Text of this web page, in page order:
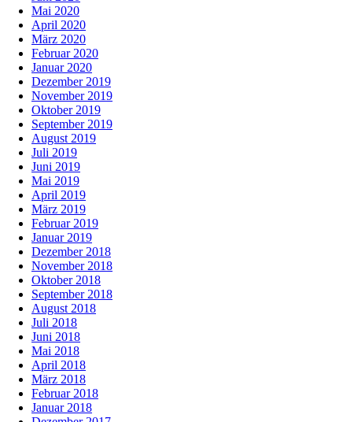
Mai 2020
April 2020
März 2020
Februar 2020
Januar 2020
Dezember 2019
November 2019
Oktober 2019
September 2019
August 2019
Juli 2019
Juni 2019
Mai 2019
April 2019
März 2019
Februar 2019
Januar 2019
Dezember 2018
November 2018
Oktober 2018
September 2018
August 2018
Juli 2018
Juni 2018
Mai 2018
April 2018
März 2018
Februar 2018
Januar 2018